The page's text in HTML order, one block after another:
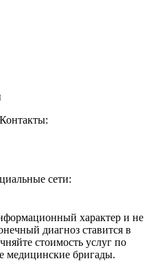
Контакты:
сети:
характер и не
диагноз ставится в
стоимость услуг по
медицинские бригады.